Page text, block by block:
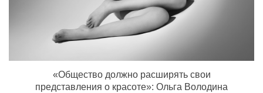
«Общество должно расширять свои
представления о красоте»: Ольга Володина